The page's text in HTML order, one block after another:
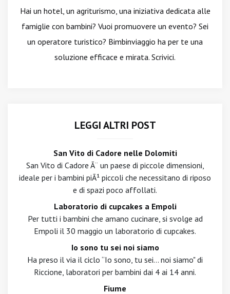
Hai un hotel, un agriturismo, una iniziativa dedicata alle
famiglie con bambini? Vuoi promuovere un evento? Sei
un operatore turistico? Bimbinviaggio ha per te una
soluzione efficace e mirata. Scrivici.
LEGGI ALTRI POST
San Vito di Cadore nelle Dolomiti
San Vito di Cadore Ã¨ un paese di piccole dimensioni,
ideale per i bambini piÃ¹ piccoli che necessitano di riposo
e di spazi poco affollati.
Laboratorio di cupcakes a Empoli
Per tutti i bambini che amano cucinare, si svolge ad
Empoli il 30 maggio un laboratorio di cupcakes.
Io sono tu sei noi siamo
Ha preso il via il ciclo “Io sono, tu sei... noi siamo" di
Riccione, laboratori per bambini dai 4 ai 14 anni.
Fiume